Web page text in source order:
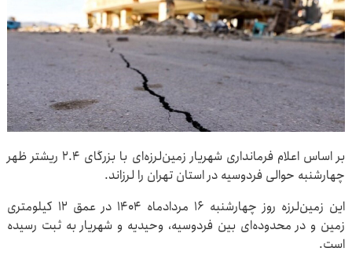
بر اساس اعلام فرمانداری شهریار زمین‌لرزه‌ای با بزرگای ۲.۴ ریشتر ظهر
چهارشنبه حوالی فردوسیه در استان تهران را لرزاند.
این زمین‌لرزه روز چهارشنبه ۱۶ مردادماه ۱۴۰۴ در عمق ۱۲ کیلومتری
زمین و در محدوده‌ای بین فردوسیه، وحیدیه و شهریار به ثبت رسیده
است.